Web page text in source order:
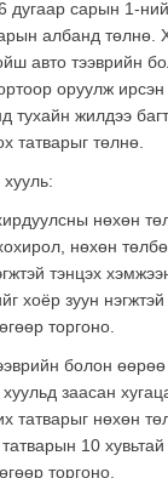
дугаар сарын 1-
албанд төлнө.
авто тээврийн
оруулж
тухайн жилдээ
татварыг төлнө.
нөхөн
нөхөн
тэнцэх
хоёр зуун
торгоно.
болон өөрөө
заасан
татварыг нөхөн
10 хувьтай
торгоно.